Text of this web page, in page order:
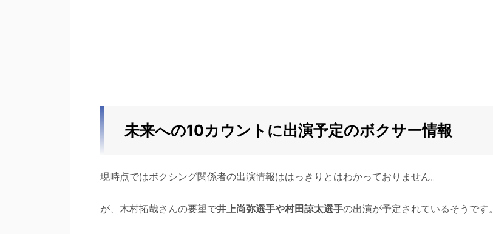
未来への10カウントに出演予定のボクサー情報
現時点ではボクシング関係者の出演情報ははっきりとはわかっておりません。
が、木村拓哉さんの要望で井上尚弥選手や村田諒太選手の出演が予定されているそうです。